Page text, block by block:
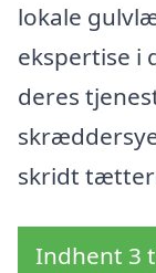
lokale
ekspertise i
deres
skridt
Indhent 3